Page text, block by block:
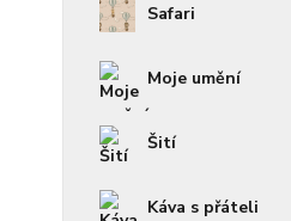
Safari
Moje umění
Šití
Káva s přáteli